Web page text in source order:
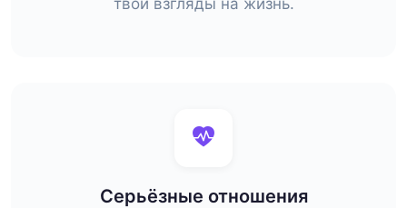
Серьёзные отношения